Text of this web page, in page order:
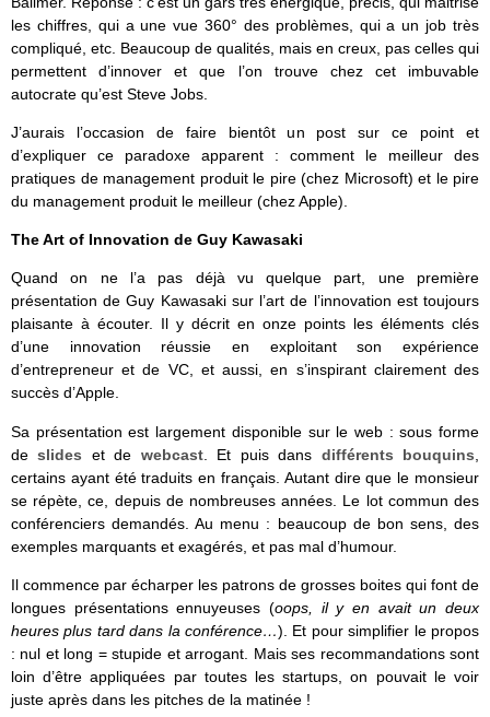
les chiffres, qui a une vue 360° des problèmes, qui a un job très
compliqué, etc. Beaucoup de qualités, mais en creux, pas celles qui
permettent d’innover et que l’on trouve chez cet imbuvable
autocrate qu’est Steve Jobs.
J’aurais l’occasion de faire bientôt un post sur ce point et
d’expliquer ce paradoxe apparent : comment le meilleur des
pratiques de management produit le pire (chez Microsoft) et le pire
du management produit le meilleur (chez Apple).
The Art of Innovation de Guy Kawasaki
Quand on ne l’a pas déjà vu quelque part, une première
présentation de Guy Kawasaki sur l’art de l’innovation est toujours
plaisante à écouter. Il y décrit en onze points les éléments clés
d’une innovation réussie en exploitant son expérience
d’entrepreneur et de VC, et aussi, en s’inspirant clairement des
succès d’Apple.
Sa présentation est largement disponible sur le web : sous forme
deslides et de webcast. Et puis dans différents bouquins
certains ayant été traduits en français. Autant dire que le monsieur
se répète, ce, depuis de nombreuses années. Le lot commun des
conférenciers demandés. Au menu : beaucoup de bon sens, des
exemples marquants et exagérés, et pas mal d’humour.
Il commence par écharper les patrons de grosses boites qui font de
longues présentations ennuyeuses (oops, il y en avait un deux
heures plus tard dans la conférence…). Et pour simplifier le propos
: nul et long = stupide et arrogant. Mais ses recommandations sont
loin d’être appliquées par toutes les startups, on pouvait le voir
juste après dans les pitches de la matinée !